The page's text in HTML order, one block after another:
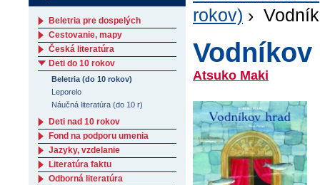
rokov) ›
Vodníkov
Atsuko Maki
Beletria pre dospelých
Cestovanie, mapy
Česká literatúra
Deti do 10 rokov
Beletria (do 10 rokov)
Leporelo
Náučná literatúra (do 10 r)
Deti nad 10 rokov
Fond na podporu umenia
Jazyky, vzdelanie
Literatúra faktu
Odborná literatúra